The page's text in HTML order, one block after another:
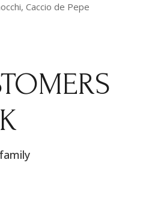
Caccio de Pepe